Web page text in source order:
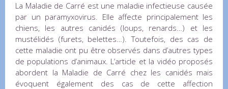
La Maladie de Carré est une maladie infectieuse causée
par un paramyxovirus. Elle affecte principalement les
chiens, les autres canidés (loups, renards…) et les
mustélidés (furets, belettes…). Toutefois, des cas de
cette maladie ont pu être observés dans d’autres types
de populations d’animaux. L’article et la vidéo proposés
abordent la Maladie de Carré chez les canidés mais
évoquent également des cas de cette affection